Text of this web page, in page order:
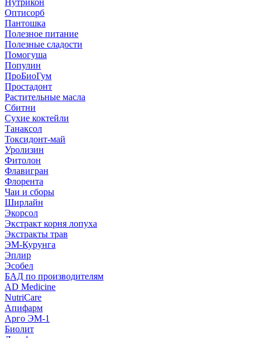
Оптисорб
Пантошка
Полезное питание
Полезные сладости
Помогуша
Популин
ПроБиоГум
Простадонт
Растительные масла
Сбитни
Сухие коктейли
Танаксол
Токсидонт-май
Уролизин
Фитолон
Флавигран
Флорента
Чаи и сборы
Ширлайн
Экорсол
Экстракт корня лопуха
Экстракты трав
ЭМ-Курунга
Эплир
Эсобел
БАД по производителям
AD Medicine
NutriCare
Апифарм
Арго ЭМ-1
Биолит